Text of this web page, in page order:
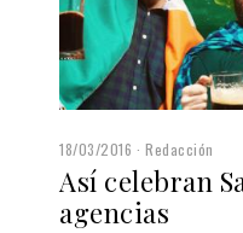
18/03/2016 Redacción
Así celebran
agencias